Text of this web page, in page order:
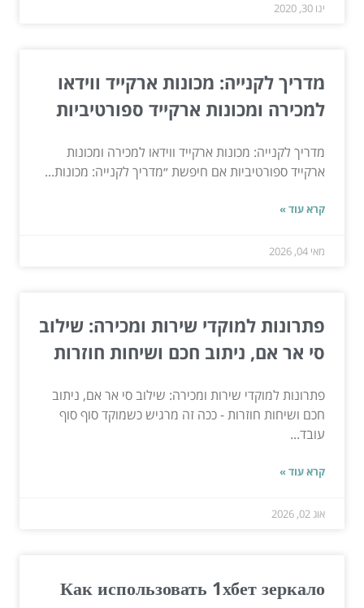
ינו 30, 2020
מדריך לקנייה: מכונות ארקייד ווידאו
למכירה ומכונות ארקייד ספורטיביות
מדריך לקנייה: מכונות ארקייד ווידאו למכירה ומכונות
ארקייד ספורטיביות אם חיפשת ״מדריך לקנייה: מכונות...
קרא עוד »
מאי 04, 2026
פתרונות למוקדי שירות ומכירה: שילוב
סי אר אם, ניתוב חכם ושיחות חוזרות
פתרונות למוקדי שירות ומכירה: שילוב סי אר אם, ניתוב
חכם ושיחות חוזרות - ככה זה מרגיש כשמוקד סוף סוף
עובד...
קרא עוד »
אוג 02, 2026
Как использовать 1хбет зеркало